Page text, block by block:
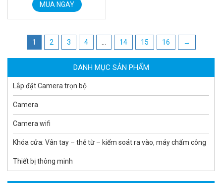
MUA NGAY
1 2 3 4 … 14 15 16 →
DANH MỤC SẢN PHẨM
Lắp đặt Camera trọn bộ
Camera
Camera wifi
Khóa cửa: Vân tay – thẻ từ – kiểm soát ra vào, máy chấm công
Thiết bị thông minh
Camera WiFi quay quét ngoài trời EZVIZ H8 Pro 3K
2.060.000 đ
MUA NGAY
Camera tích hợp đầu báo nhiệt 2MP Hikfire HF-VH 221